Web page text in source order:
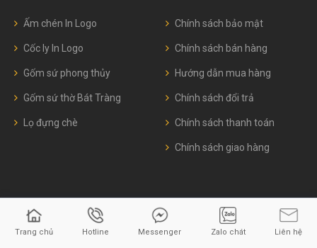
Ấm chén In Logo
Cốc ly In Logo
Gốm sứ phong thủy
Gốm sứ thờ Bát Tràng
Lọ đựng chè
Chính sách bảo mật
Chính sách bán hàng
Hướng dẫn mua hàng
Chính sách đổi trả
Chính sách thanh toán
Chính sách giao hàng
© 2026 Gốm sứ Hào Thơ
Trang chủ Hotline Messenger Zalo chát Liên hệ